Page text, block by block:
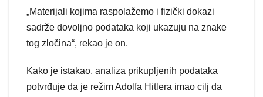
„Materijali kojima raspolažemo i fizički dokazi
sadrže dovoljno podataka koji ukazuju na znake
tog zločina“, rekao je on.
Kako je istakao, analiza prikupljenih podataka
potvrđuje da je režim Adolfa Hitlera imao cilj da